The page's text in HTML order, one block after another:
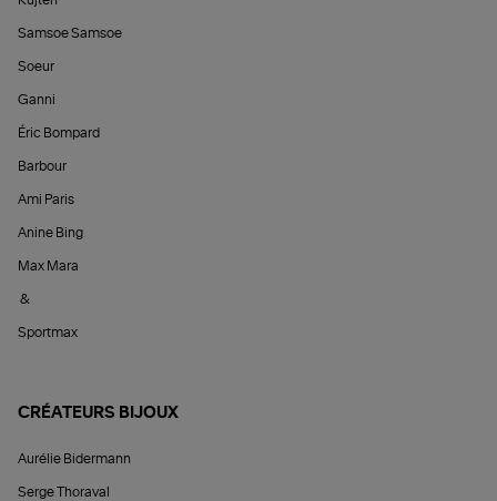
Samsoe Samsoe
Soeur
Ganni
Éric Bompard
Barbour
Ami Paris
Anine Bing
Max Mara
&
Sportmax
CRÉATEURS BIJOUX
Aurélie Bidermann
Serge Thoraval